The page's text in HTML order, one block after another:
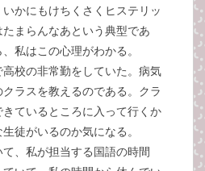
かにもけちくさくヒステリッ
まらんなあという典型であ
私はこの心理がわかる。
校の非常勤をしていた。病気
ラスを教えるのである。クラ
ているところに入って行くか
徒がいるのか気になる。
、私が担当する国語の時間